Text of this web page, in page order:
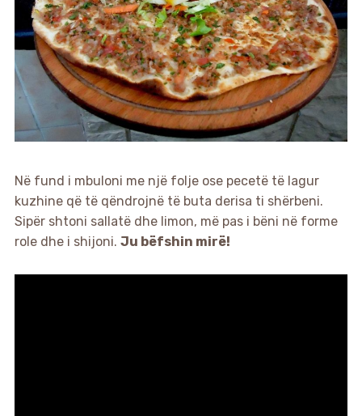
Në fund i mbuloni me një folje ose pecetë të lagur
kuzhine që të qëndrojnë të buta derisa ti shërbeni.
Sipër shtoni sallatë dhe limon, më pas i bëni në forme
role dhe i shijoni. Ju bëfshin mirë!